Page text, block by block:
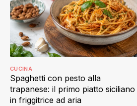
Spaghetti con pesto alla
trapanese: il primo piatto siciliano
in friggitrice ad aria
CUCINA